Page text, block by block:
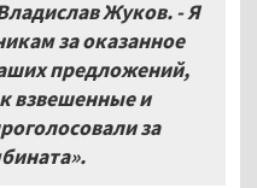
Жуков. - Я
за оказанное
предложений,
взвешенные и
за